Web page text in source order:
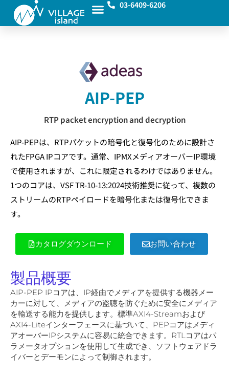
03-6409-6206
AIP-PEP
RTP packet encryption and decryption
AIP-PEPは、RTPパケットの暗号化と復号化のために設計さ
れたFPGA IPコアです。通常、IPMXメディアオーバーIP環境
で使用されますが、これに限定されるわけではありません。
1つのコアは、VSF TR-10-13:2024技術推奨に従って、複数の
ストリームのRTPペイロードを暗号化または復号化できま
す。
カタログダウンロード お問い合わせ
製品概要
AIP-PEP IPコアは、IP経由でメディアを提供する機器メー
カーに対して、メディアの盗聴を防ぐために安全にメディア
を輸送する能力を提供します。標準AXI4-Streamおよび
AXI4-Liteインターフェースに基づいて、PEPコアはメディ
アオーバーIPシステムに容易に統合できます。RTLコアはパ
ラメータオプションを使用して生成でき、ソフトウェアドラ
イバーとデーモンによって制御されます。